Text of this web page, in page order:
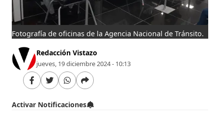
Fotografía de oficinas de la Agencia Nacional de Tránsito.
Redacción Vistazo
jueves, 19 diciembre 2024 - 10:13
Activar Notificaciones